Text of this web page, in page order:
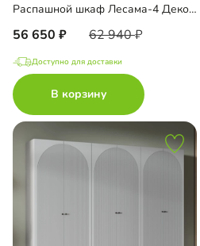
Распашной шкаф Лесама-4 Декор 4
56 650 62 940
Доступно для доставки
В корзину